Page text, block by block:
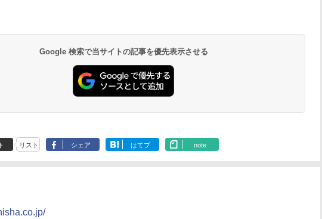
Google 検索で当サイトの記事を優先表示させる
リスト シェア はてブ note